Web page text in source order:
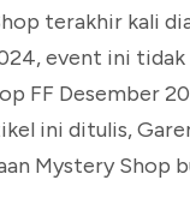
terakhir kali
event ini tidak
FF Desember
ini ditulis,
Mystery Shop